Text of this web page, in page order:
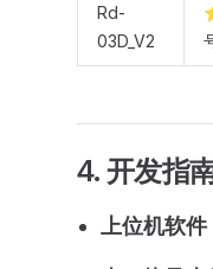
Rd-
03D_V2
4. 开发指
上位机软件